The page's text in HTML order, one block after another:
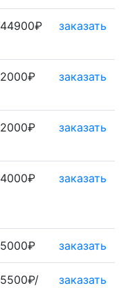
44900₽ заказать
2000₽ заказать
2000₽ заказать
4000₽ заказать
5000₽ заказать
5500₽/
заказать